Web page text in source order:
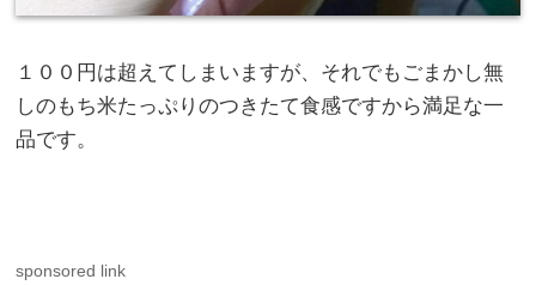
１００円は超えてしまいますが、それでもごまかし無
しのもち米たっぷりのつきたて食感ですから満足な一
品です。
sponsored link